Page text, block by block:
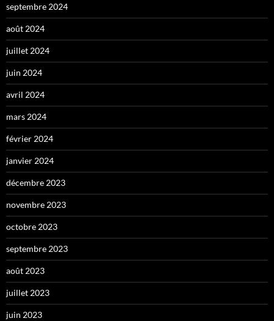
septembre 2024
août 2024
juillet 2024
juin 2024
avril 2024
mars 2024
février 2024
janvier 2024
décembre 2023
novembre 2023
octobre 2023
septembre 2023
août 2023
juillet 2023
juin 2023